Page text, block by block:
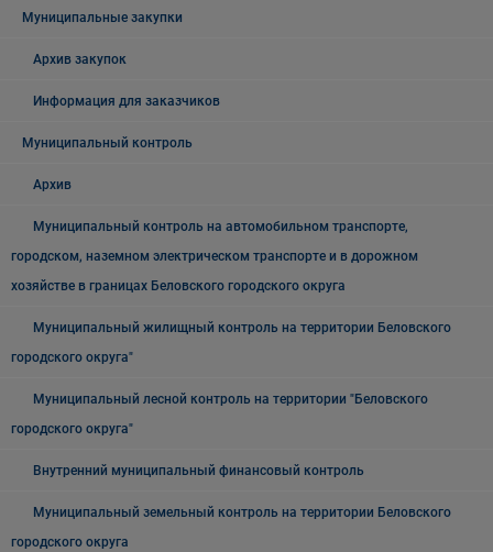
Муниципальные закупки
Архив закупок
Информация для заказчиков
Муниципальный контроль
Архив
Муниципальный контроль на автомобильном транспорте,
городском, наземном электрическом транспорте и в дорожном
хозяйстве в границах Беловского городского округа
Муниципальный жилищный контроль на территории Беловского
городского округа"
Муниципальный лесной контроль на территории "Беловского
городского округа"
Внутренний муниципальный финансовый контроль
Муниципальный земельный контроль на территории Беловского
городского округа